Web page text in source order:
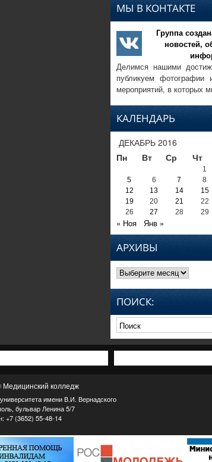
МЫ В КОНТАКТЕ
Группа
новостей,
Делимся нашими
публикуем фотографии
мероприятий, в которых
КАЛЕНДАРЬ
ДЕКАБРЬ 2016
Пн
Вт Ср Чт
1
5
6 7 8
12
13 14 15
19
20 21 22
26
27 28 29
« Ноя Янв »
АРХИВЫ
Архивы
ПОИСК:
колледж
имени В.И. Вернадского
бульвар Ленина 5/7
+7 (3652) 55-48-14